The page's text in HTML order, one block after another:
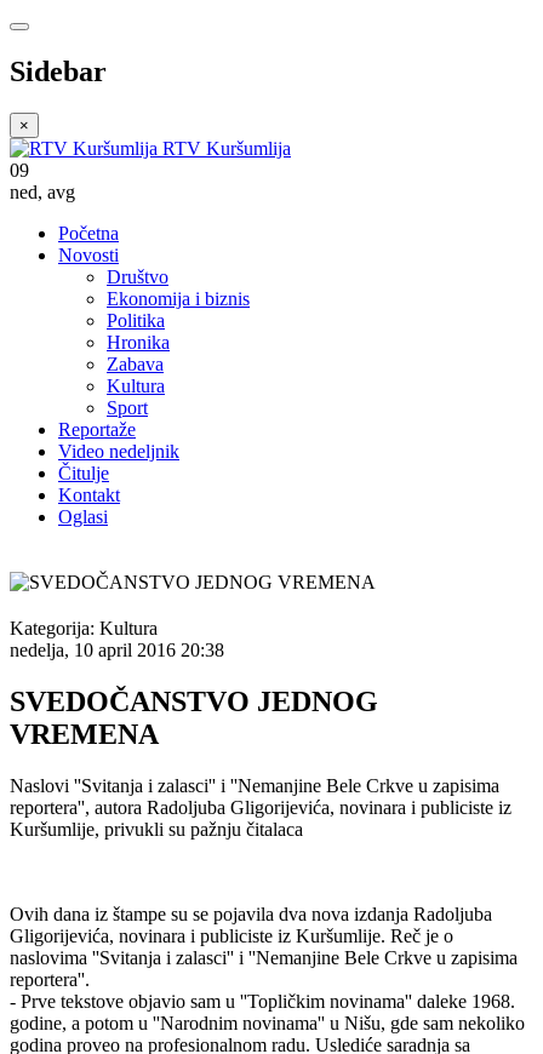
Sidebar
×
RTV Kuršumlija
09
ned, avg
Početna
Novosti
Društvo
Ekonomija i biznis
Politika
Hronika
Zabava
Kultura
Sport
Reportaže
Video nedeljnik
Čitulje
Kontakt
Oglasi
Kategorija: Kultura
nedelja, 10 april 2016 20:38
SVEDOČANSTVO JEDNOG
VREMENA
Naslovi ''Svitanja i zalasci'' i ''Nemanjine Bele Crkve u zapisima
reportera'', autora Radoljuba Gligorijevića, novinara i publiciste iz
Kuršumlije, privukli su pažnju čitalaca
Ovih dana iz štampe su se pojavila dva nova izdanja Radoljuba
Gligorijevića, novinara i publiciste iz Kuršumlije. Reč je o
naslovima ''Svitanja i zalasci'' i ''Nemanjine Bele Crkve u zapisima
reportera''.
- Prve tekstove objavio sam u ''Topličkim novinama'' daleke 1968.
godine, a potom u ''Narodnim novinama'' u Nišu, gde sam nekoliko
godina proveo na profesionalnom radu. Uslediće saradnja sa